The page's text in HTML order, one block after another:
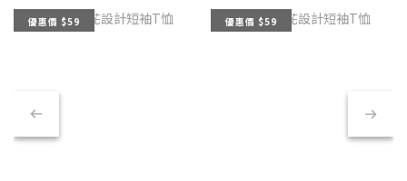
優惠價 $59 優惠價 $59